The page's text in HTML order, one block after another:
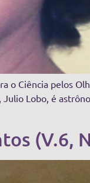
o Ciência pelos
Lobo, é
(V.6,